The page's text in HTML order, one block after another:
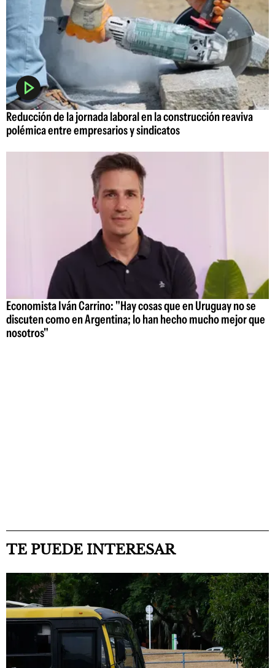
Reducción de la jornada laboral en la construcción reaviva
polémica entre empresarios y sindicatos
Economista Iván Carrino: "Hay cosas que en Uruguay no se
discuten como en Argentina; lo han hecho mucho mejor que
nosotros"
TE PUEDE INTERESAR